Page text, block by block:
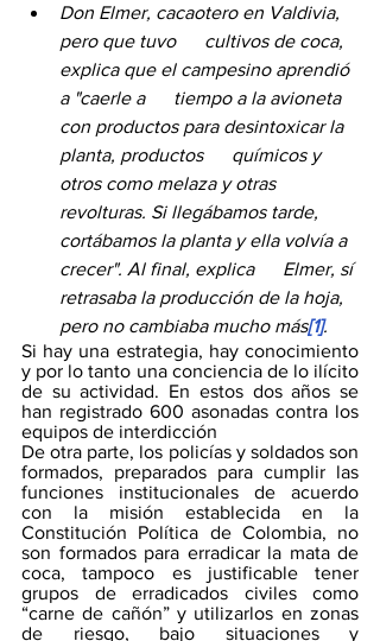
Don Elmer, cacaotero en Valdivia,
pero que tuvo      cultivos de coca,
explica que el campesino aprendió
a "caerle a      tiempo a la avioneta
con productos para desintoxicar la
planta, productos      químicos y
otros como melaza y otras
revolturas. Si llegábamos tarde,
cortábamos la planta y ella volvía a
crecer". Al final, explica      Elmer, sí
retrasaba la producción de la hoja,
pero no cambiaba mucho más[1].
Si hay una estrategia, hay conocimiento
y por lo tanto una conciencia de lo ilícito
de su actividad. En estos dos años se
han registrado 600 asonadas contra los
equipos de interdicción
De otra parte, los policías y soldados son
formados, preparados para cumplir las
funciones institucionales de acuerdo
con la misión establecida en la
Constitución Política de Colombia, no
son formados para erradicar la mata de
coca, tampoco es justificable tener
grupos de erradicados civiles como
“carne de cañón” y utilizarlos en zonas
de riesgo, bajo situaciones y